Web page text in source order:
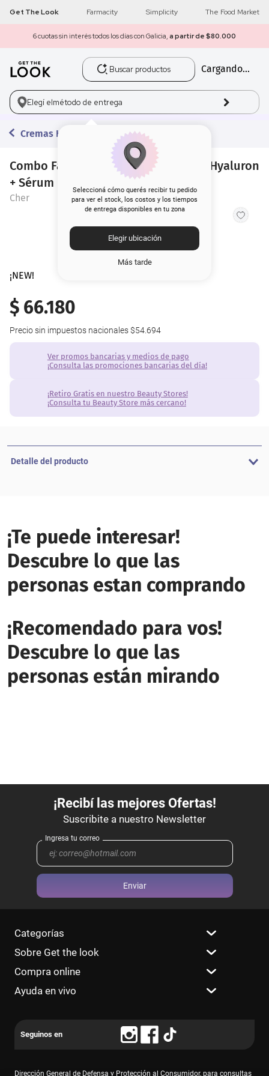
Get The Look Farmacity Simplicity The Food Market
6 cuotas sin interés todos los días con Galicia, a partir de $80.000
Buscar productos
Cargando...
Elegí elmétodo de entrega
Seleccioná cómo querés recibir tu pedido
para ver el stock, los costos y los tiempos
de entrega disponibles en tu zona
Elegir ubicación
Más tarde
Cremas Hidratantes
Combo Facial Cher Dieciocho Crema Hyaluron
+ Sérum
Cher
¡NEW!
$ 66.180
Precio sin impuestos nacionales $54.694
Ver promos bancarias y medios de pago
¡Consulta las promociones bancarias del día!
¡Retiro Gratis en nuestro Beauty Stores!
¡Consulta tu Beauty Store más cercano!
Detalle del producto
¡Te puede interesar!
Descubre lo que las
personas estan comprando
¡Recomendado para vos!
Descubre lo que las
personas están mirando
Enviar
Categorías
Sobre Get the look
Compra online
Ayuda en vivo
Dirección General de Defensa y Protección al Consumidor, para consultas
1 get the look
2 máscara pestañas
3.
5. corrector
8. base
9. nyx
10. cher